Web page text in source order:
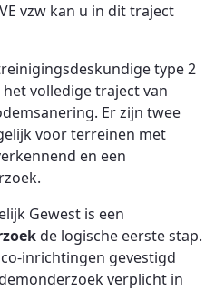
vzw kan u in dit traject
type 2
volledige traject van
Er zijn twee
voor terreinen met
en een
Gewest is een
de logische eerste stap.
inrichtingen gevestigd
verplicht in